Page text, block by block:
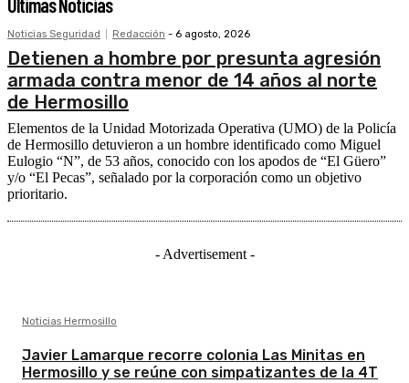
Ultimas Noticias
Noticias Seguridad Redacción - 6 agosto, 2026
Detienen a hombre por presunta agresión
armada contra menor de 14 años al norte
de Hermosillo
Elementos de la Unidad Motorizada Operativa (UMO) de la Policía
de Hermosillo detuvieron a un hombre identificado como Miguel
Eulogio “N”, de 53 años, conocido con los apodos de “El Güero”
y/o “El Pecas”, señalado por la corporación como un objetivo
prioritario.
- Advertisement -
Noticias Hermosillo
Javier Lamarque recorre colonia Las Minitas en
Hermosillo y se reúne con simpatizantes de la 4T